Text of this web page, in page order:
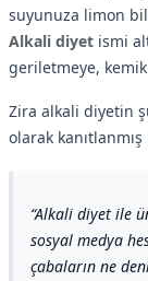
suyunuza limon
Alkali diyet ismi
geriletmeye,
Zira alkali diyetin
olarak
Alkali diyet ile
sosyal medya
çabaların ne